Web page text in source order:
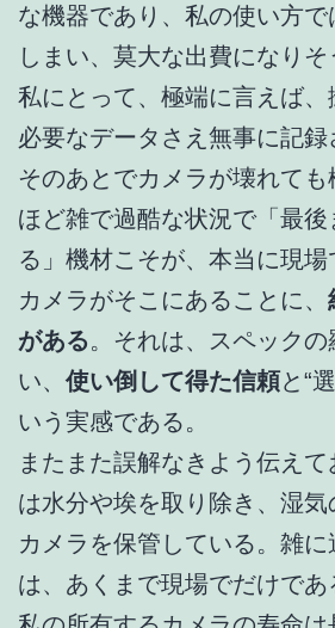
な機器であり、私の使い方で
しまい、莫大な出費になりそ
私にとって、極端に言えば、
必要なデータさえ無事に記録
そのあとでカメラが壊れて
ほど雑で過酷な状況で「最
る」機材こそが、本当に現場
カメラがそこにあることに、
がある。それは、スペック
い、 使い倒して得た信頼と“
いう実感である。
またまた誤解なきよう伝え
は水分や埃を取り除き、湿気
カメラを保管している。雑
は、あくまで現場でだけであ